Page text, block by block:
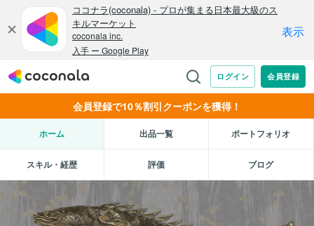
会員登録で10％割引クーポンを獲得！
ホーム 出品一覧 ポートフォリオ
スキル・経歴 評価 ブログ